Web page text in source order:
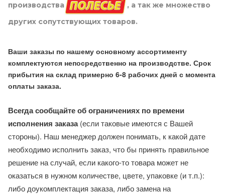
производства
, а так же множество
других сопутствующих товаров.
Ваши заказы по нашему основному ассортименту
комплектуются непосредственно на производстве. Срок
прибытия на склад примерно 6-8 рабочих дней с момента
оплаты заказа.
Всегда сообщайте об ограничениях по времени
исполнения заказа(если таковые имеются с Вашей
стороны). Наш менеджер должен понимать, к какой дате
необходимо исполнить заказ, что бы принять правильное
решение на случай, если какого-то товара может не
оказаться в нужном количестве, цвете, упаковке (и т.п.):
либо доукомплектация заказа, либо замена на